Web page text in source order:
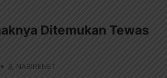
Ditemukan Tewas
NABIRENET